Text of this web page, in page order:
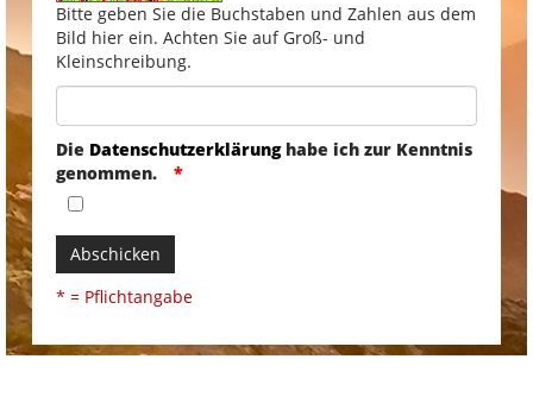
Bitte geben Sie die Buchstaben und Zahlen aus dem
Bild hier ein. Achten Sie auf Groß- und
Kleinschreibung.
Die Datenschutzerklärunghabe ich zur Kenntnis
genommen.
Abschicken
* = Pflichtangabe